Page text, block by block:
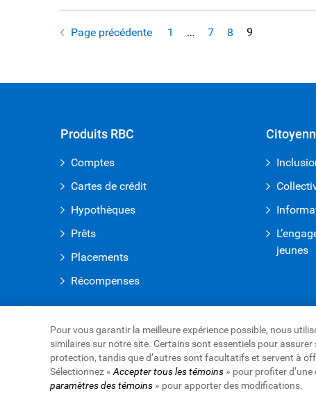
Page précédente 1 … 7 8 9
Produits RBC
Comptes
Cartes de crédit
Hypothèques
Prêts
Placements
Récompenses
jeunes
Royal Bank of Canada Website
Conditions d’utilisation
Accessibilité
Protection
Publicité et témoins
Pour vous garantir la meilleure expérience possible, nous
similaires sur notre site. Certains sont essentiels pour
protection, tandis que d’autres sont facultatifs et servent à
Sélectionnez « Accepter tous les témoins » pour profiter
paramètres des témoins » pour apporter des modifications.